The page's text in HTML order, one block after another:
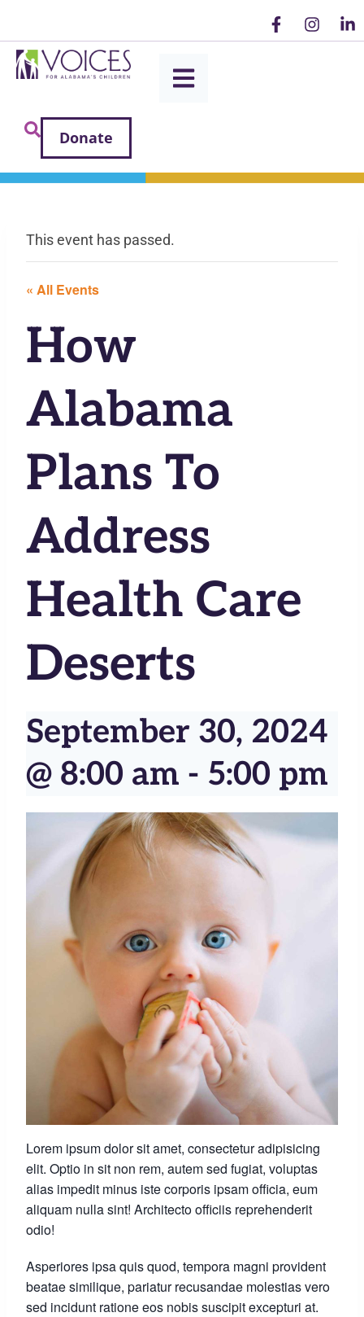
Donate
This event has passed.
« All Events
How
Alabama
Plans To
Address
Health Care
Deserts
September 30, 2024
@ 8:00 am - 5:00 pm
Lorem ipsum dolor sit amet, consectetur adipisicing
elit. Optio in sit non rem, autem sed fugiat, voluptas
alias impedit minus iste corporis ipsam officia, eum
aliquam nulla sint! Architecto officiis reprehenderit
odio!
Asperiores ipsa quis quod, tempora magni provident
beatae similique, pariatur recusandae molestias vero
sed incidunt ratione eos nobis suscipit excepturi at.